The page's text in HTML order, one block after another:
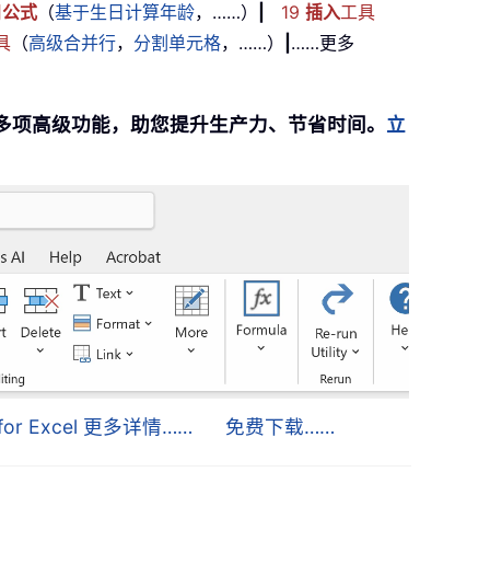
公式 （基于生日计算年龄，……） 19 插入工具
（高级合并行， 分割单元格，……）
……更多
高级功能，助您提升生产力、节省时间。 立
Excel 更多详情…… 免费下载……